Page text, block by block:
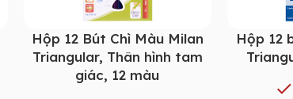
Hộp 12 Bút Chì Màu Milan
Triangular, Thân hình tam
giác, 12 màu
Hộp 12